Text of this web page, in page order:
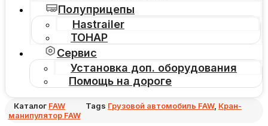
Полуприцепы
Hastrailer
ТОНАР
Сервис
Установка доп. оборудования
Помощь на дороге
Каталог FAW Tags Грузовой автомобиль FAW, Кран-
манипулятор FAW